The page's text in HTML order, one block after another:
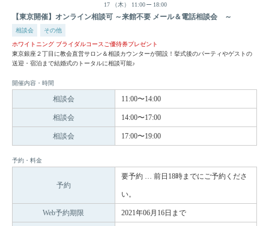
17 （木） 11:00 18:00
【東京開催】オンライン相談可 ～来館不要 メール＆電話相談会 ～
相談会 その他
ホワイトニング ブライダルコースご優待券プレゼント
東京銀座２丁目に教会直営サロン＆相談カウンターが開設！挙式後のパーティやゲストの
送迎・宿泊まで結婚式のトータルに相談可能♪
開催内容・時間
相談会 11:00〜14:00
相談会 14:00〜17:00
相談会 17:00〜19:00
予約・料金
予約
要予約 … 前日18時までにご予約くださ
い。
Web予約期限 2021年06月16日まで